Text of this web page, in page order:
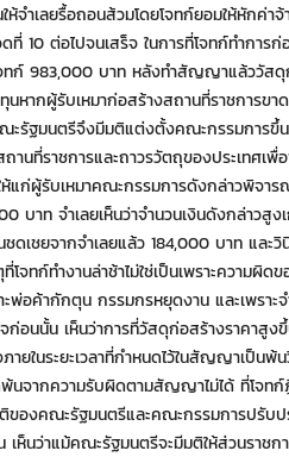
ำเลยรื้อถอนส้วมโดยโจทก์ยอมให้หักค่า
ที่ 10 ต่อไปจนเสร็จ ในการที่โจทก์ทำการ
ทก์ 983,000 บาท หลังทำสัญญาแล้ววัสดุ
หากผู้รับเหมาก่อสร้างสถานที่ราชการขา
ณะรัฐมนตรีจึงมีมติแต่งตั้งคณะกรรมการขึ้
นที่ราชการและถาวรวัตถุของประเทศเพื่
ห้แก่ผู้รับเหมาคณะกรรมการดังกล่าวพิจาร
บาท จำเลยเห็นว่าจำนวนเงินดังกล่าวสูง
ดเชยจากจำเลยแล้ว 184,000 บาท และวิ
จทก์ทำงานล่าช้าไม่ใช่เป็นเพราะความผิด
พ่อค้ากักตุน กรรมกรหยุดงาน และเพราะจ
ก่อนนั้น เห็นว่าการที่วัสดุก่อสร้างราคาสูงขึ้
ายในระยะเวลาที่กำหนดไว้ในสัญญาเป็นพ้
นจากความรับผิดตามสัญญาไม่ได้ ที่โจทก์
ของคณะรัฐมนตรีและคณะกรรมการปรับป
ห็นว่าแม้คณะรัฐมนตรีจะมีมติให้ส่วนราชก